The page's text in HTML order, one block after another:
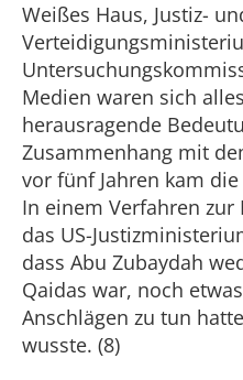
Weißes Haus, Justiz-
Medien waren sich
herausragende
Zusammenhang mit
vor fünf Jahren kam
In einem Verfahren
das US-
dass Abu Zubaydah
Qaidas war, noch
Anschlägen zu tun
wusste. (8)